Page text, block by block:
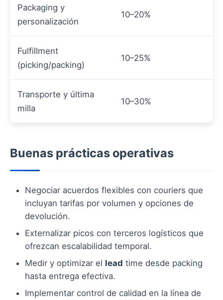
Packaging y
personalización
10–20%
Fulfillment
(picking/packing)
10–25%
Transporte y última
milla
10–30%
Buenas prácticas operativas
Negociar acuerdos flexibles con couriers que
incluyan tarifas por volumen y opciones de
devolución.
Externalizar picos con terceros logísticos que
ofrezcan escalabilidad temporal.
Medir y optimizar el lead time desde packing
hasta entrega efectiva.
Implementar control de calidad en la línea de